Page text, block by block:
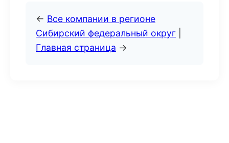
← Все компании в регионе
Сибирский федеральный округ
Главная страница →